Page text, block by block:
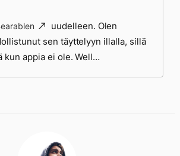
uudelleen. Olen
sen täyttelyyn illalla, sillä
kun appia ei ole. Well…